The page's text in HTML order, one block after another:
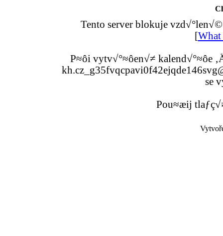
Tento server blokuje
[What
P≈ôi vytv√°≈ôen√≠ kalend√°≈ôe
se
Pou≈æij